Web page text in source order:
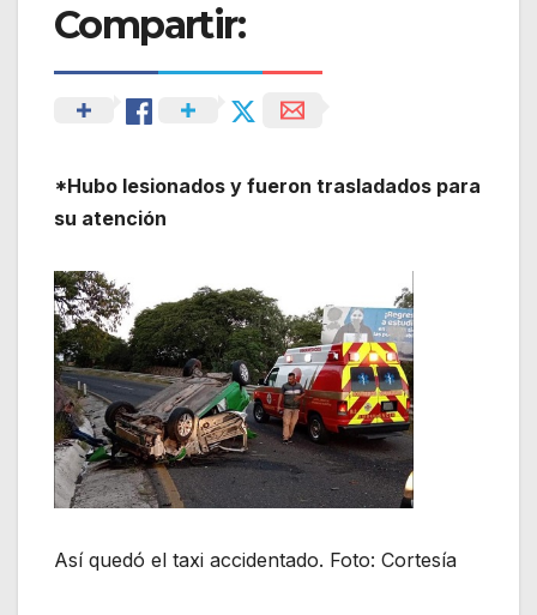
Compartir:
*Hubo lesionados y fueron trasladados para
su atención
Así quedó el taxi accidentado. Foto: Cortesía